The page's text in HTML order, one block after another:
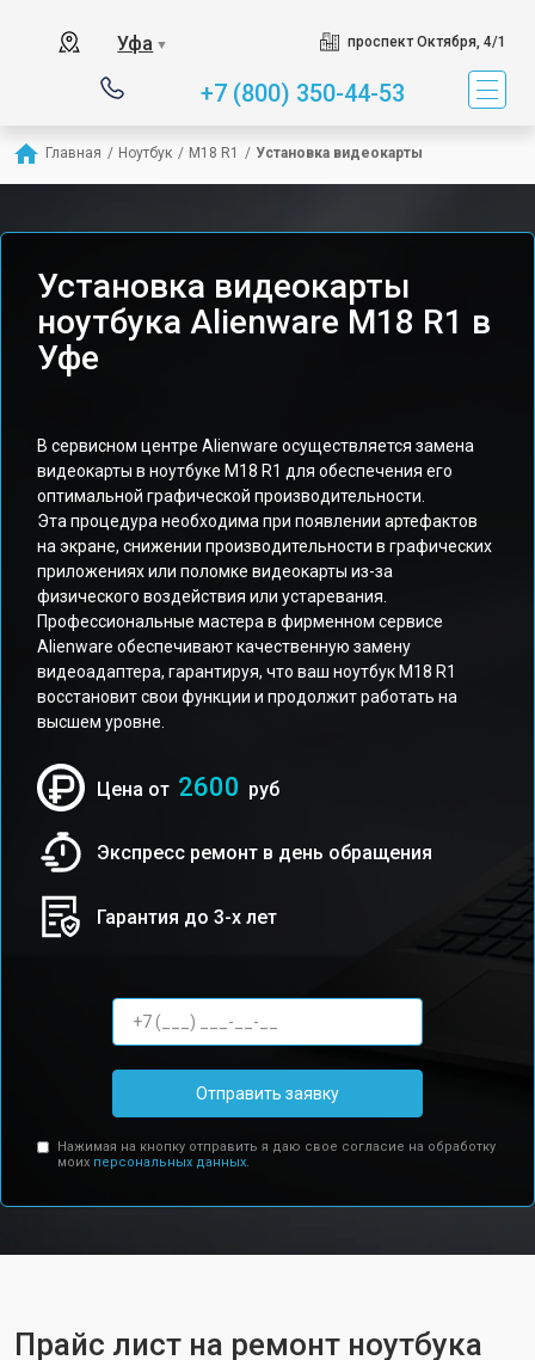
Уфа ▼ проспект Октября, 4/1
+7 (800) 350-44-53
Главная / Ноутбук / M18 R1 / Установка видеокарты
Установка видеокарты
ноутбука Alienware M18 R1 в
Уфе
В сервисном центре Alienware осуществляется замена
видеокарты в ноутбуке M18 R1 для обеспечения его
оптимальной графической производительности.
Эта процедура необходима при появлении артефактов
на экране, снижении производительности в графических
приложениях или поломке видеокарты из-за
физического воздействия или устаревания.
Профессиональные мастера в фирменном сервисе
Alienware обеспечивают качественную замену
видеоадаптера, гарантируя, что ваш ноутбук M18 R1
восстановит свои функции и продолжит работать на
высшем уровне.
Цена от 2600 руб
Экспресс ремонт в день обращения
Гарантия до 3-х лет
Отправить заявку
Нажимая на кнопку отправить я даю свое согласие на обработку
моих персональных данных.
Прайс лист на ремонт ноутбука